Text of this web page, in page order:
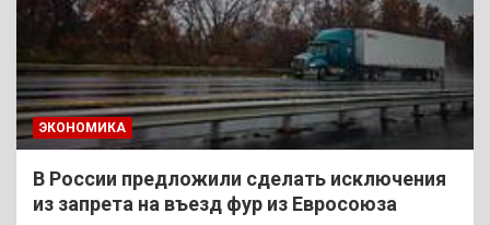
ЭКОНОМИКА
В России предложили сделать исключения
из запрета на въезд фур из Евросоюза